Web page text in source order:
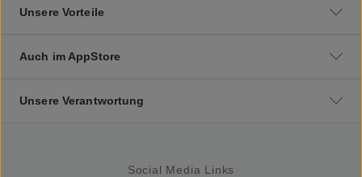
Unsere Vorteile
Auch im AppStore
Unsere Verantwortung
Social Media Links